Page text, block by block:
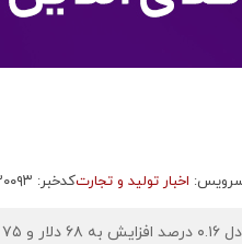
اخبار تولید و تجارتکدخبر: ۷۳۰۰۹۳